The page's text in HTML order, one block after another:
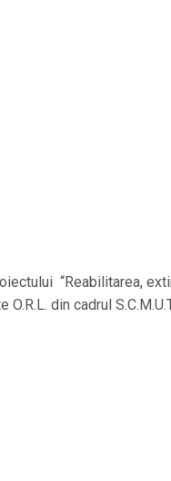
“Reabilitarea,
din cadrul